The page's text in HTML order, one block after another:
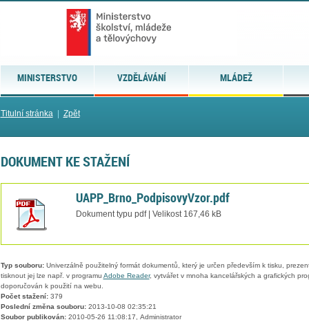
MINISTERSTVO VZDĚLÁVÁNÍ MLÁDEŽ
Titulní stránka| Zpět
DOKUMENT KE STAŽENÍ
UAPP_Brno_PodpisovyVzor.pdf
Dokument typu pdf | Velikost 167,46 kB
Typ souboru:Univerzálně použitelný formát dokumentů, který je určen především k tisku,
tisknout jej lze např. v programu Adobe Reader, vytvářet v mnoha kancelářských a grafických
doporučován k použití na webu.
Počet stažení:379
Poslední změna souboru:2013-10-08 02:35:21
Soubor publikován:2010-05-26 11:08:17, Administrator